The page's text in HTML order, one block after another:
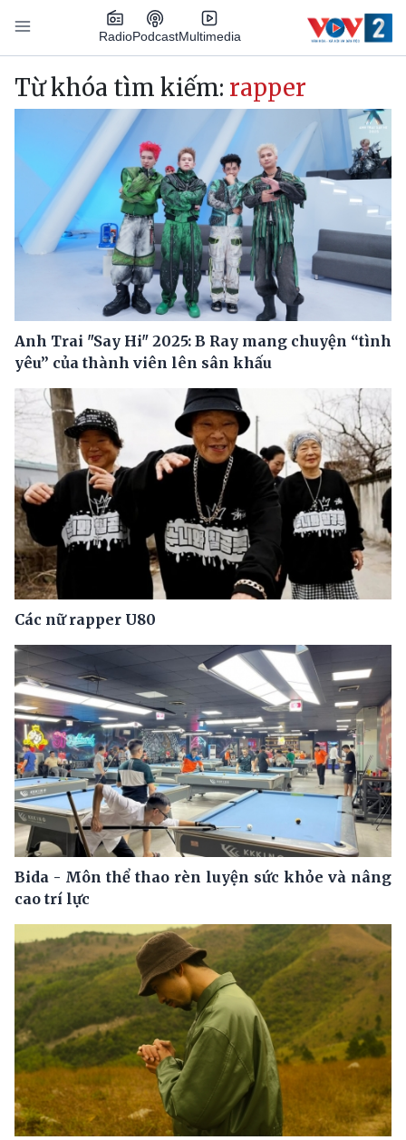
Nhảy đến nội dung
RadioPodcastMultimedia
Main navigation
Từ khóa tìm kiếm: rapper
Anh Trai "Say Hi" 2025: B Ray mang chuyện “tình
yêu” của thành viên lên sân khấu
Các nữ rapper U80
Bida - Môn thể thao rèn luyện sức khỏe và nâng
cao trí lực